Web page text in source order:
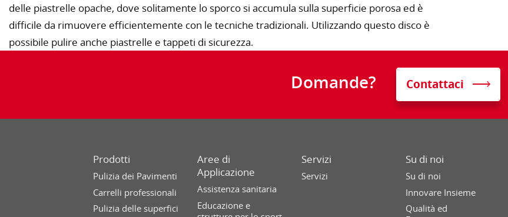
delle piastrelle opache, dove solitamente lo sporco si accumula sulla superficie porosa ed è
difficile da rimuovere efficientemente con le tecniche tradizionali. Utilizzando questo disco è
possibile pulire anche piastrelle e tappeti di sicurezza.
Domande? Contattaci
Prodotti
Pulizia dei Pavimenti
Carrelli professionali
Pulizia delle superfici
Aree di
Applicazione
Assistenza sanitaria
Educazione e
Servizi
Servizi
Su di noi
Su di noi
Innovare Insieme
Qualità ed